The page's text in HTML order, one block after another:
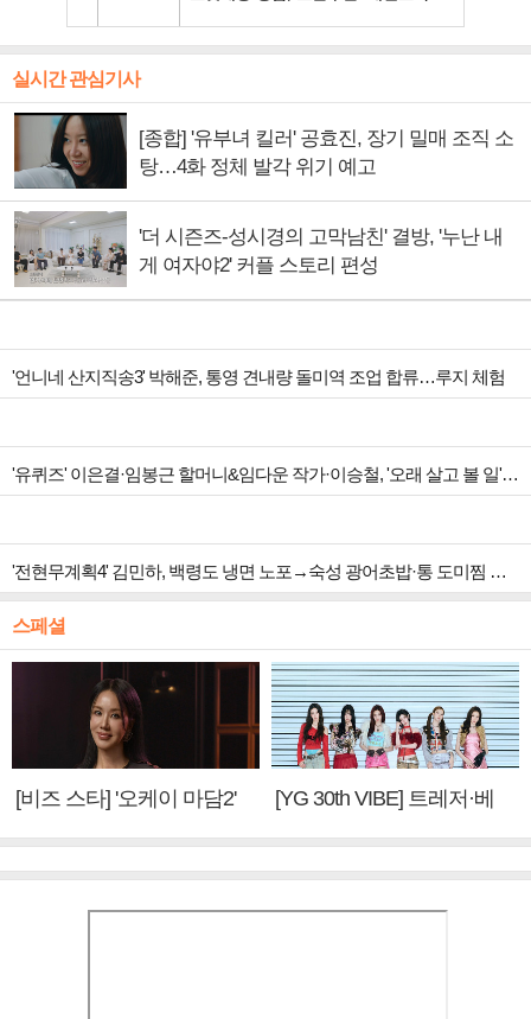
실시간 관심기사
[종합] '유부녀 킬러' 공효진, 장기 밀매 조직 소
탕…4화 정체 발각 위기 예고
'더 시즌즈-성시경의 고막남친' 결방, '누난 내
게 여자야2' 커플 스토리 편성
'언니네 산지직송3' 박해준, 통영 견내량 돌미역 조업 합류…루지 체험
'유퀴즈' 이은결·임봉근 할머니&임다운 작가·이승철, '오래 살고 볼 일' 특집 출격
'전현무계획4' 김민하, 백령도 냉면 노포→숙성 광어초밥·통 도미찜 맛집 탐방
스페셜
[비즈 스타] '오케이 마담2'
[YG 30th VIBE] 트레저·베